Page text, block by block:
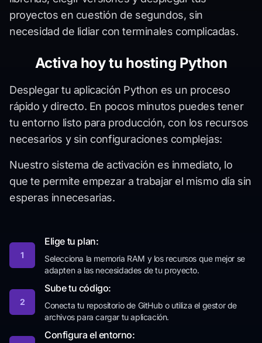
proyectos en cuestión de segundos, sin
necesidad de lidiar con terminales complicadas.
Activa hoy tu hosting Python
Desplegar tu aplicación Python es un proceso
rápido y directo. En pocos minutos puedes tener
tu entorno listo para producción, con los recursos
necesarios y sin configuraciones complejas:
Nuestro sistema de activación es inmediato, lo
que te permite empezar a trabajar el mismo día sin
esperas innecesarias.
1
Elige tu plan:
Selecciona la memoria RAM y los recursos que mejor se
adapten a las necesidades de tu proyecto.
2
Sube tu código:
Conecta tu repositorio de GitHub o utiliza el gestor de
archivos para cargar tu aplicación.
Configura el entorno: